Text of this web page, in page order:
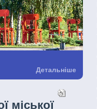
Детальніше
міської